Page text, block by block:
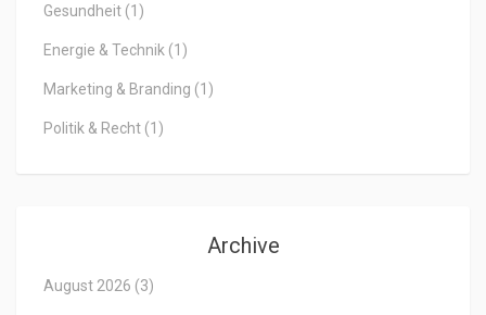
Gesundheit (1)
Energie & Technik (1)
Marketing & Branding (1)
Politik & Recht (1)
Archive
August 2026 (3)